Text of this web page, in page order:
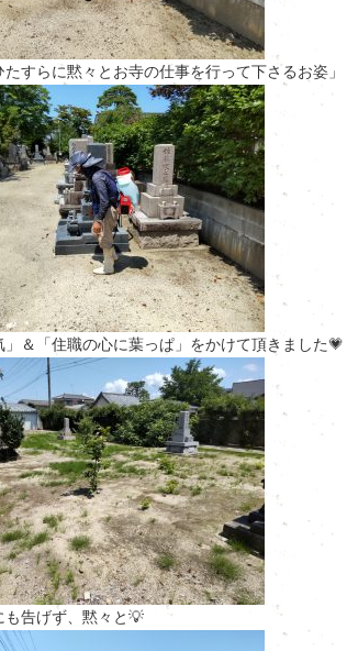
すらに黙々とお寺の仕事を行って下さるお姿」
」＆「住職の心に葉っぱ」をかけて頂きました💗
も告げず、黙々と💡